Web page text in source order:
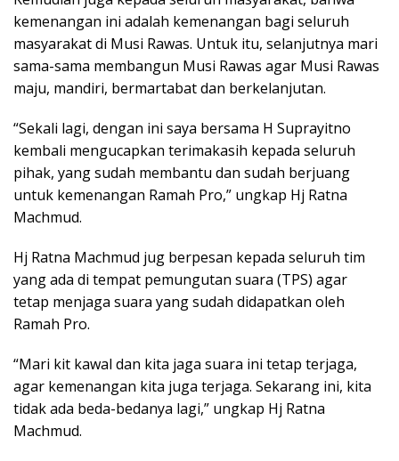
kemenangan ini adalah kemenangan bagi seluruh
masyarakat di Musi Rawas. Untuk itu, selanjutnya mari
sama-sama membangun Musi Rawas agar Musi Rawas
maju, mandiri, bermartabat dan berkelanjutan.
“Sekali lagi, dengan ini saya bersama H Suprayitno
kembali mengucapkan terimakasih kepada seluruh
pihak, yang sudah membantu dan sudah berjuang
untuk kemenangan Ramah Pro,” ungkap Hj Ratna
Machmud.
Hj Ratna Machmud jug berpesan kepada seluruh tim
yang ada di tempat pemungutan suara (TPS) agar
tetap menjaga suara yang sudah didapatkan oleh
Ramah Pro.
“Mari kit kawal dan kita jaga suara ini tetap terjaga,
agar kemenangan kita juga terjaga. Sekarang ini, kita
tidak ada beda-bedanya lagi,” ungkap Hj Ratna
Machmud.